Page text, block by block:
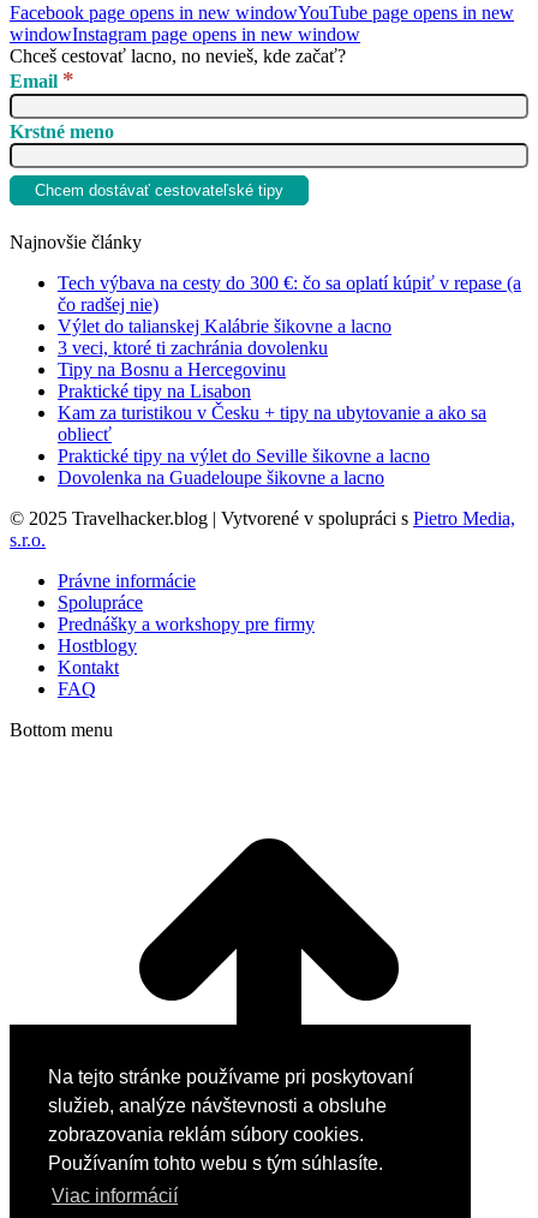
Na tejto stránke používame pri poskytovaní
služieb, analýze návštevnosti a obsluhe
zobrazovania reklám súbory cookies.
Používaním tohto webu s tým súhlasíte.
Viac informácií
Facebook page opens in new windowYouTube page opens in new
windowInstagram page opens in new window
Chceš cestovať lacno, no nevieš, kde začať?
Email *
Krstné meno
Najnovšie články
Tech výbava na cesty do 300 €: čo sa oplatí kúpiť v repase (a
čo radšej nie)
Výlet do talianskej Kalábrie šikovne a lacno
3 veci, ktoré ti zachránia dovolenku
Tipy na Bosnu a Hercegovinu
Praktické tipy na Lisabon
Kam za turistikou v Česku + tipy na ubytovanie a ako sa
obliecť
Praktické tipy na výlet do Seville šikovne a lacno
Dovolenka na Guadeloupe šikovne a lacno
© 2025 Travelhacker.blog | Vytvorené v spolupráci s Pietro Media,
s.r.o.
Právne informácie
Spolupráce
Prednášky a workshopy pre firmy
Hostblogy
Kontakt
FAQ
Bottom menu